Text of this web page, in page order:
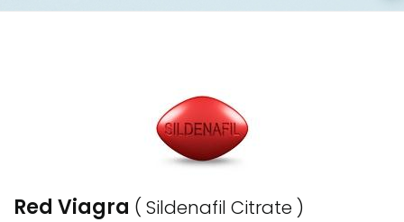
Red Viagra ( Sildenafil Citrate )